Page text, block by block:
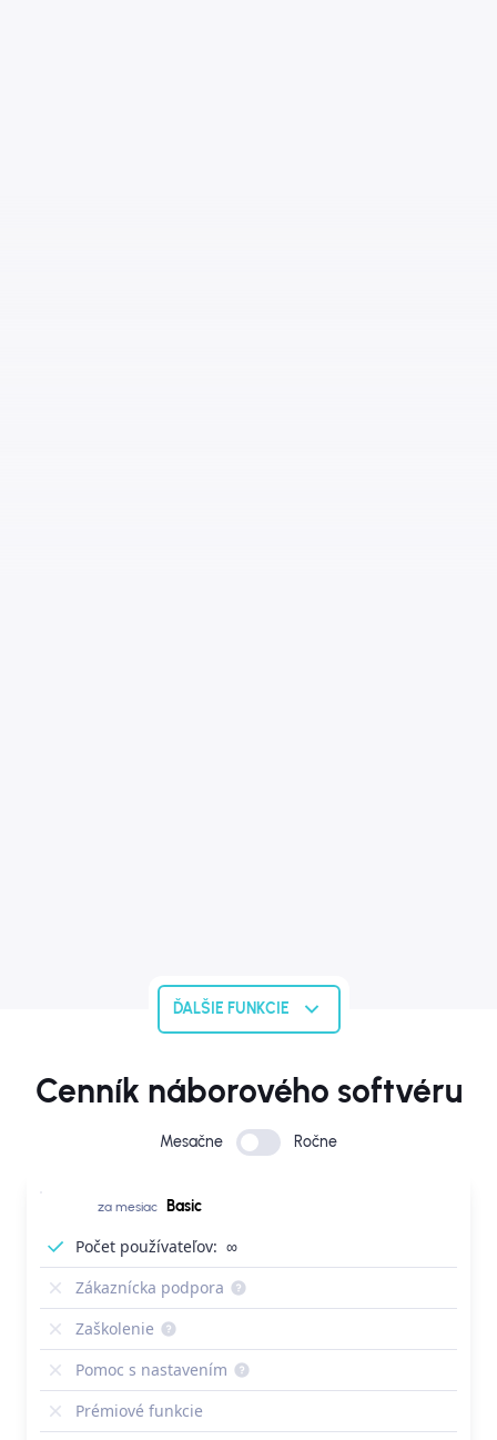
ĎALŠIE FUNKCIE
Cenník náborového softvéru
Mesačne Ročne
za mesiac Basic
Počet používateľov: ∞
Zákaznícka podpora
Zaškolenie
Pomoc s nastavením
Prémiové funkcie